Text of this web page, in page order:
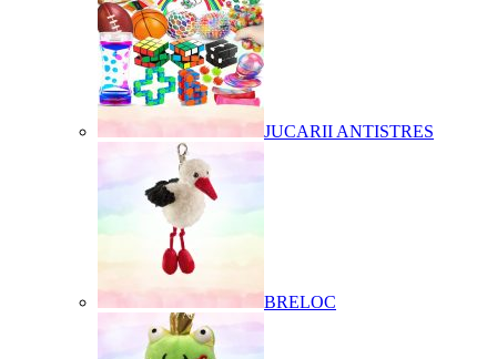
JUCARII ANTISTRES
BRELOC